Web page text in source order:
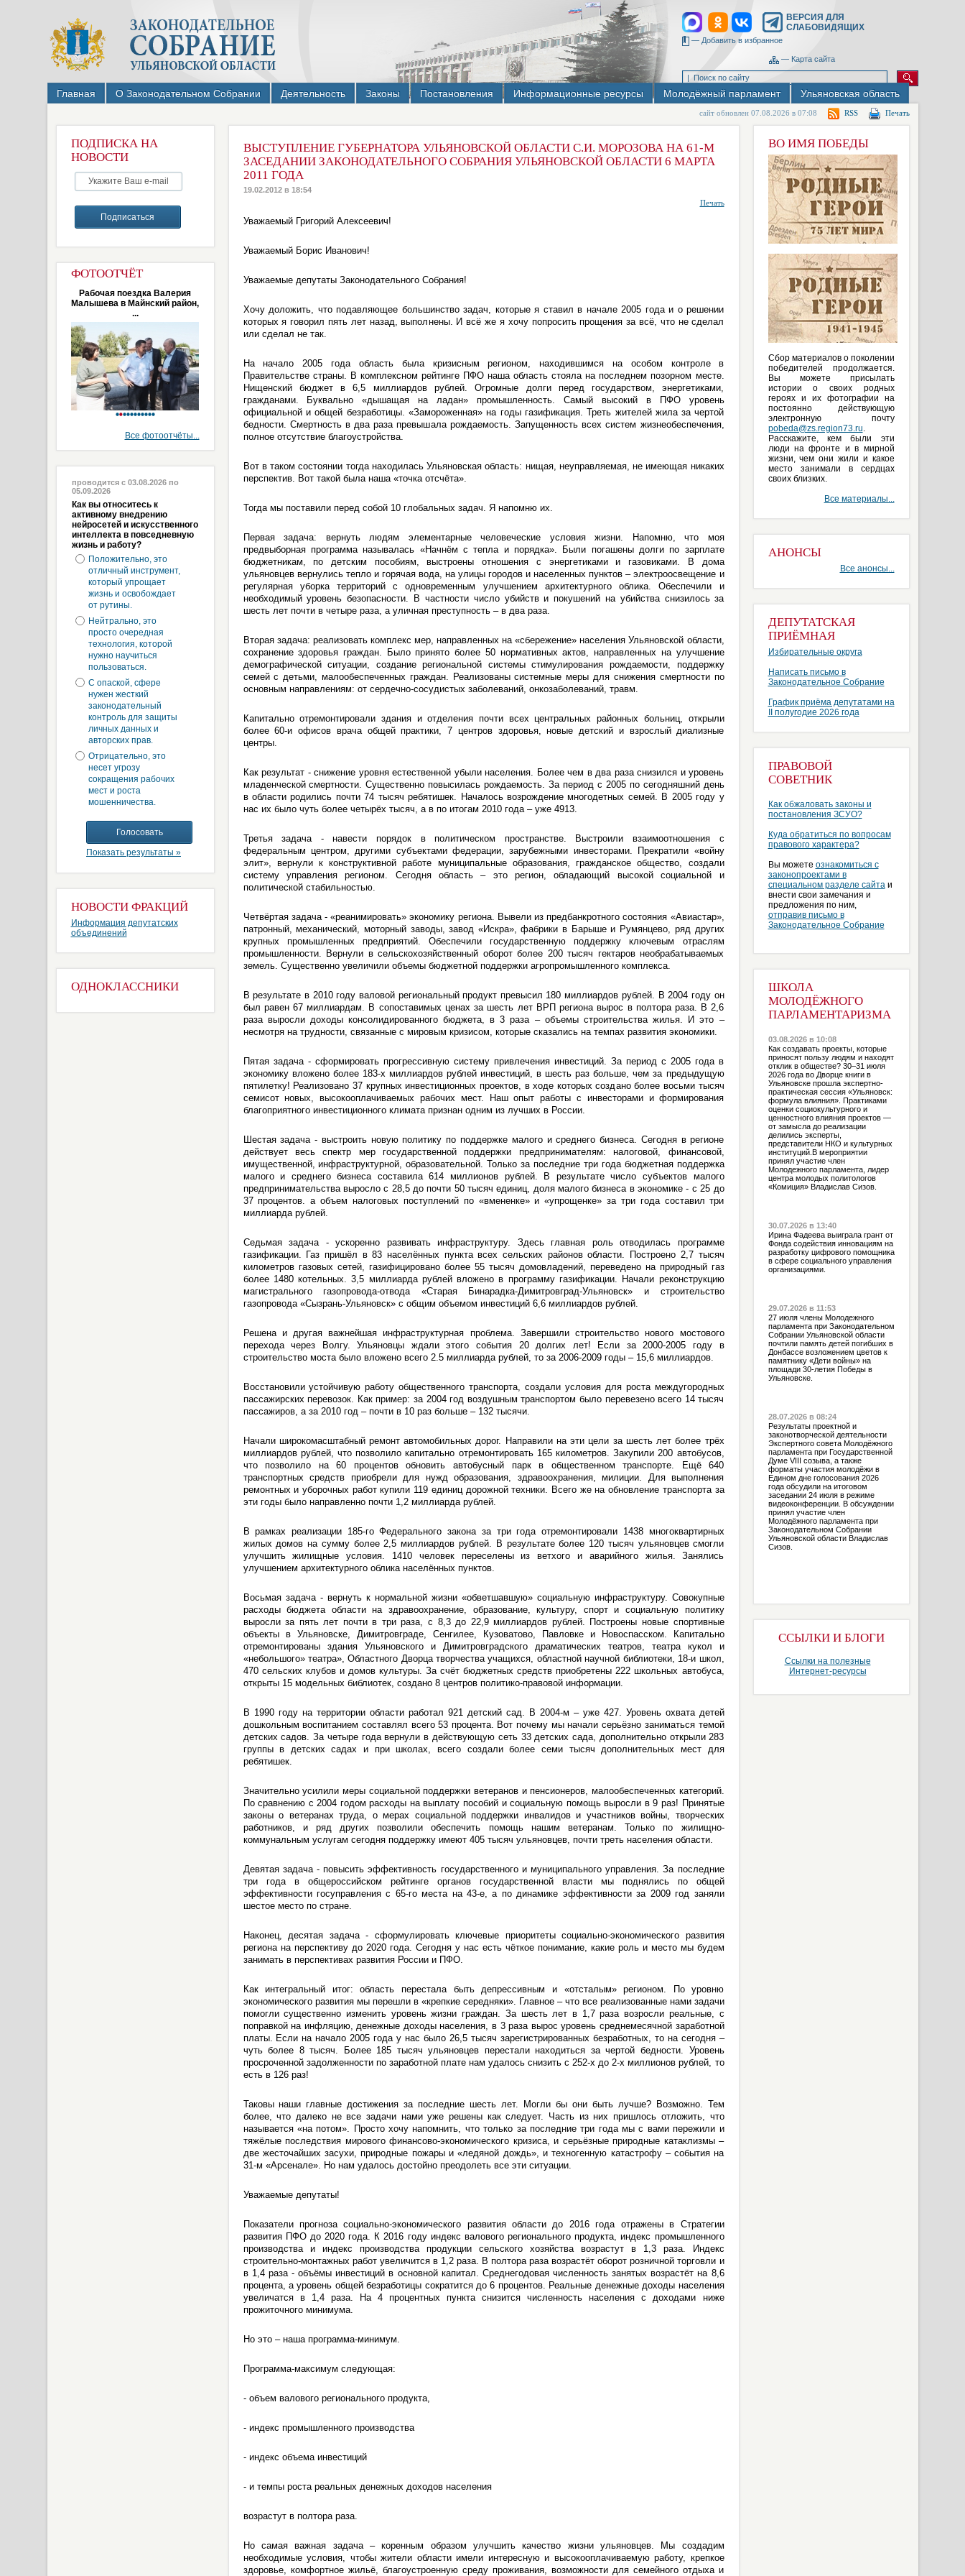
ВЕРСИЯ ДЛЯ
СЛАБОВИДЯЩИХ
— Добавить в избранное
— Карта сайта
Главная О Законодательном Собрании Деятельность Законы Постановления Информационные ресурсы Молодёжный парламент Ульяновская область
сайт обновлен 07.08.2026 в 07:08 RSS Печать
ПОДПИСКА НА
НОВОСТИ
ФОТООТЧЁТ
Рабочая поездка Валерия
Малышева в Майнский район,
...
Все фотоотчёты...
проводится с 03.08.2026 по
05.09.2026
Как вы относитесь к
активному внедрению
нейросетей и искусственного
интеллекта в повседневную
жизнь и работу?
Положительно, это
отличный инструмент,
который упрощает
жизнь и освобождает
от рутины.
Нейтрально, это
просто очередная
технология, которой
нужно научиться
пользоваться.
С опаской, сфере
нужен жесткий
законодательный
контроль для защиты
личных данных и
авторских прав.
Отрицательно, это
несет угрозу
сокращения рабочих
мест и роста
мошенничества.
Показать результаты »
НОВОСТИ ФРАКЦИЙ
Информация депутатских
объединений
ОДНОКЛАССНИКИ
ВЫСТУПЛЕНИЕ ГУБЕРНАТОРА УЛЬЯНОВСКОЙ ОБЛАСТИ С.И. МОРОЗОВА НА 61-М
ЗАСЕДАНИИ ЗАКОНОДАТЕЛЬНОГО СОБРАНИЯ УЛЬЯНОВСКОЙ ОБЛАСТИ 6 МАРТА
2011 ГОДА
19.02.2012 в 18:54
Печать
Уважаемый Григорий Алексеевич!
Уважаемый Борис Иванович!
Уважаемые депутаты Законодательного Собрания!
Хочу доложить, что подавляющее большинство задач, которые я ставил в начале 2005 года и о решении
которых я говорил пять лет назад, выполнены. И всё же я хочу попросить прощения за всё, что не сделал
или сделал не так.
На начало 2005 года область была кризисным регионом, находившимся на особом контроле в
Правительстве страны. В комплексном рейтинге ПФО наша область стояла на последнем позорном месте.
Нищенский бюджет в 6,5 миллиардов рублей. Огромные долги перед государством, энергетиками,
гражданами. Буквально «дышащая на ладан» промышленность. Самый высокий в ПФО уровень
официальной и общей безработицы. «Замороженная» на годы газификация. Треть жителей жила за чертой
бедности. Смертность в два раза превышала рождаемость. Запущенность всех систем жизнеобеспечения,
полное отсутствие благоустройства.
Вот в таком состоянии тогда находилась Ульяновская область: нищая, неуправляемая, не имеющая никаких
перспектив. Вот такой была наша «точка отсчёта».
Тогда мы поставили перед собой 10 глобальных задач. Я напомню их.
Первая задача: вернуть людям элементарные человеческие условия жизни. Напомню, что моя
предвыборная программа называлась «Начнём с тепла и порядка». Были погашены долги по зарплате
бюджетникам, по детским пособиям, выстроены отношения с энергетиками и газовиками. В дома
ульяновцев вернулись тепло и горячая вода, на улицы городов и населенных пунктов – электроосвещение и
регулярная уборка территорий с одновременным улучшением архитектурного облика. Обеспечили и
необходимый уровень безопасности. В частности число убийств и покушений на убийства снизилось за
шесть лет почти в четыре раза, а уличная преступность – в два раза.
Вторая задача: реализовать комплекс мер, направленных на «сбережение» населения Ульяновской области,
сохранение здоровья граждан. Было принято более 50 нормативных актов, направленных на улучшение
демографической ситуации, создание региональной системы стимулирования рождаемости, поддержку
семей с детьми, малообеспеченных граждан. Реализованы системные меры для снижения смертности по
основным направлениям: от сердечно-сосудистых заболеваний, онкозаболеваний, травм.
Капитально отремонтировали здания и отделения почти всех центральных районных больниц, открыли
более 60-и офисов врача общей практики, 7 центров здоровья, новые детский и взрослый диализные
центры.
Как результат - снижение уровня естественной убыли населения. Более чем в два раза снизился и уровень
младенческой смертности. Существенно повысилась рождаемость. За период с 2005 по сегодняшний день
в области родились почти 74 тысяч ребятишек. Началось возрождение многодетных семей. В 2005 году у
нас их было чуть более четырёх тысяч, а в по итогам 2010 года – уже 4913.
Третья задача - навести порядок в политическом пространстве. Выстроили взаимоотношения с
федеральным центром, другими субъектами федерации, зарубежными инвесторами. Прекратили «войну
элит», вернули к конструктивной работе муниципальные образования, гражданское общество, создали
систему управления регионом. Сегодня область – это регион, обладающий высокой социальной и
политической стабильностью.
Четвёртая задача - «реанимировать» экономику региона. Вывели из предбанкротного состояния «Авиастар»,
патронный, механический, моторный заводы, завод «Искра», фабрики в Барыше и Румянцево, ряд других
крупных промышленных предприятий. Обеспечили государственную поддержку ключевым отраслям
промышленности. Вернули в сельскохозяйственный оборот более 200 тысяч гектаров необрабатываемых
земель. Существенно увеличили объемы бюджетной поддержки агропромышленного комплекса.
В результате в 2010 году валовой региональный продукт превысил 180 миллиардов рублей. В 2004 году он
был равен 67 миллиардам. В сопоставимых ценах за шесть лет ВРП региона вырос в полтора раза. В 2,6
раза выросли доходы консолидированного бюджета, в 3 раза – объемы строительства жилья. И это –
несмотря на трудности, связанные с мировым кризисом, которые сказались на темпах развития экономики.
Пятая задача - сформировать прогрессивную систему привлечения инвестиций. За период с 2005 года в
экономику вложено более 183-х миллиардов рублей инвестиций, в шесть раз больше, чем за предыдущую
пятилетку! Реализовано 37 крупных инвестиционных проектов, в ходе которых создано более восьми тысяч
семисот новых, высокооплачиваемых рабочих мест. Наш опыт работы с инвесторами и формирования
благоприятного инвестиционного климата признан одним из лучших в России.
Шестая задача - выстроить новую политику по поддержке малого и среднего бизнеса. Сегодня в регионе
действует весь спектр мер государственной поддержки предпринимателям: налоговой, финансовой,
имущественной, инфраструктурной, образовательной. Только за последние три года бюджетная поддержка
малого и среднего бизнеса составила 614 миллионов рублей. В результате число субъектов малого
предпринимательства выросло с 28,5 до почти 50 тысяч единиц, доля малого бизнеса в экономике - с 25 до
37 процентов. а объем налоговых поступлений по «вмененке» и «упрощенке» за три года составил три
миллиарда рублей.
Седьмая задача - ускоренно развивать инфраструктуру. Здесь главная роль отводилась программе
газификации. Газ пришёл в 83 населённых пункта всех сельских районов области. Построено 2,7 тысяч
километров газовых сетей, газифицировано более 55 тысяч домовладений, переведено на природный газ
более 1480 котельных. 3,5 миллиарда рублей вложено в программу газификации. Начали реконструкцию
магистрального газопровода-отвода «Старая Бинарадка-Димитровград-Ульяновск» и строительство
газопровода «Сызрань-Ульяновск» с общим объемом инвестиций 6,6 миллиардов рублей.
Решена и другая важнейшая инфраструктурная проблема. Завершили строительство нового мостового
перехода через Волгу. Ульяновцы ждали этого события 20 долгих лет! Если за 2000-2005 году в
строительство моста было вложено всего 2.5 миллиарда рублей, то за 2006-2009 годы – 15,6 миллиардов.
Восстановили устойчивую работу общественного транспорта, создали условия для роста междугородных
пассажирских перевозок. Как пример: за 2004 год воздушным транспортом было перевезено всего 14 тысяч
пассажиров, а за 2010 год – почти в 10 раз больше – 132 тысячи.
Начали широкомасштабный ремонт автомобильных дорог. Направили на эти цели за шесть лет более трёх
миллиардов рублей, что позволило капитально отремонтировать 165 километров. Закупили 200 автобусов,
что позволило на 60 процентов обновить автобусный парк в общественном транспорте. Ещё 640
транспортных средств приобрели для нужд образования, здравоохранения, милиции. Для выполнения
ремонтных и уборочных работ купили 119 единиц дорожной техники. Всего же на обновление транспорта за
эти годы было направленно почти 1,2 миллиарда рублей.
В рамках реализации 185-го Федерального закона за три года отремонтировали 1438 многоквартирных
жилых домов на сумму более 2,5 миллиардов рублей. В результате более 120 тысяч ульяновцев смогли
улучшить жилищные условия. 1410 человек переселены из ветхого и аварийного жилья. Занялись
улучшением архитектурного облика населённых пунктов.
Восьмая задача - вернуть к нормальной жизни «обветшавшую» социальную инфраструктуру. Совокупные
расходы бюджета области на здравоохранение, образование, культуру, спорт и социальную политику
выросли за пять лет почти в три раза, с 8,3 до 22,9 миллиардов рублей. Построены новые спортивные
объекты в Ульяновске, Димитровграде, Сенгилее, Кузоватово, Павловке и Новоспасском. Капитально
отремонтированы здания Ульяновского и Димитровградского драматических театров, театра кукол и
«небольшого» театра», Областного Дворца творчества учащихся, областной научной библиотеки, 18-и школ,
470 сельских клубов и домов культуры. За счёт бюджетных средств приобретены 222 школьных автобуса,
открыты 15 модельных библиотек, создано 8 центров политико-правовой информации.
В 1990 году на территории области работал 921 детский сад. В 2004-м – уже 427. Уровень охвата детей
дошкольным воспитанием составлял всего 53 процента. Вот почему мы начали серьёзно заниматься темой
детских садов. За четыре года вернули в действующую сеть 33 детских сада, дополнительно открыли 283
группы в детских садах и при школах, всего создали более семи тысяч дополнительных мест для
ребятишек.
Значительно усилили меры социальной поддержки ветеранов и пенсионеров, малообеспеченных категорий.
По сравнению с 2004 годом расходы на выплату пособий и социальную помощь выросли в 9 раз! Принятые
законы о ветеранах труда, о мерах социальной поддержки инвалидов и участников войны, творческих
работников, и ряд других позволили обеспечить помощь нашим ветеранам. Только по жилищно-
коммунальным услугам сегодня поддержку имеют 405 тысяч ульяновцев, почти треть населения области.
Девятая задача - повысить эффективность государственного и муниципального управления. За последние
три года в общероссийском рейтинге органов государственной власти мы поднялись по общей
эффективности госуправления с 65-го места на 43-е, а по динамике эффективности за 2009 год заняли
шестое место по стране.
Наконец, десятая задача - сформулировать ключевые приоритеты социально-экономического развития
региона на перспективу до 2020 года. Сегодня у нас есть чёткое понимание, какие роль и место мы будем
занимать в перспективах развития России и ПФО.
Как интегральный итог: область перестала быть депрессивным и «отсталым» регионом. По уровню
экономического развития мы перешли в «крепкие середняки». Главное – что все реализованные нами задачи
помогли существенно изменить уровень жизни граждан. За шесть лет в 1,7 раза возросли реальные, с
поправкой на инфляцию, денежные доходы населения, в 3 раза вырос уровень среднемесячной заработной
платы. Если на начало 2005 года у нас было 26,5 тысяч зарегистрированных безработных, то на сегодня –
чуть более 8 тысяч. Более 185 тысяч ульяновцев перестали находиться за чертой бедности. Уровень
просроченной задолженности по заработной плате нам удалось снизить с 252-х до 2-х миллионов рублей, то
есть в 126 раз!
Таковы наши главные достижения за последние шесть лет. Могли бы они быть лучше? Возможно. Тем
более, что далеко не все задачи нами уже решены как следует. Часть из них пришлось отложить, что
называется «на потом». Просто хочу напомнить, что только за последние три года мы с вами пережили и
тяжёлые последствия мирового финансово-экономического кризиса, и серьёзные природные катаклизмы –
две жесточайших засухи, природные пожары и «ледяной дождь», и техногенную катастрофу – события на
31-м «Арсенале». Но нам удалось достойно преодолеть все эти ситуации.
Уважаемые депутаты!
Показатели прогноза социально-экономического развития области до 2016 года отражены в Стратегии
развития ПФО до 2020 года. К 2016 году индекс валового регионального продукта, индекс промышленного
производства и индекс производства продукции сельского хозяйства возрастут в 1,3 раза. Индекс
строительно-монтажных работ увеличится в 1,2 раза. В полтора раза возрастёт оборот розничной торговли и
в 1,4 раза - объёмы инвестиций в основной капитал. Среднегодовая численность занятых возрастёт на 8,6
процента, а уровень общей безработицы сократится до 6 процентов. Реальные денежные доходы населения
увеличатся в 1,4 раза. На 4 процентных пункта снизится численность населения с доходами ниже
прожиточного минимума.
Но это – наша программа-минимум.
Программа-максимум следующая:
- объем валового регионального продукта,
- индекс промышленного производства
- индекс объема инвестиций
- и темпы роста реальных денежных доходов населения
возрастут в полтора раза.
Но самая важная задача – коренным образом улучшить качество жизни ульяновцев. Мы создадим
необходимые условия, чтобы жители области имели интересную и высокооплачиваемую работу, крепкое
здоровье, комфортное жильё, благоустроенную среду проживания, возможности для семейного отдыха и
ВО ИМЯ ПОБЕДЫ
Сбор материалов о поколении
победителей продолжается.
Вы можете присылать
истории о своих родных
героях и их фотографии на
постоянно действующую
электронную почту
pobeda@zs.region73.ru.
Расскажите, кем были эти
люди на фронте и в мирной
жизни, чем они жили и какое
место занимали в сердцах
своих близких.
Все материалы...
АНОНСЫ
Все анонсы...
ДЕПУТАТСКАЯ
ПРИЁМНАЯ
Избирательные округа
Написать письмо в
Законодательное Собрание
График приёма депутатами на
II полугодие 2026 года
ПРАВОВОЙ
СОВЕТНИК
Как обжаловать законы и
постановления ЗСУО?
Куда обратиться по вопросам
правового характера?
Вы можете ознакомиться с
законопроектами в
специальном разделе сайтаи
внести свои замечания и
предложения по ним,
отправив письмо в
Законодательное Собрание
ШКОЛА
МОЛОДЁЖНОГО
ПАРЛАМЕНТАРИЗМА
03.08.2026 в 10:08
Как создавать проекты, которые
приносят пользу людям и находят
отклик в обществе? 30–31 июля
2026 года во Дворце книги в
Ульяновске прошла экспертно-
практическая сессия «Ульяновск:
формула влияния». Практиками
оценки социокультурного и
ценностного влияния проектов —
от замысла до реализации
делились эксперты,
представители НКО и культурных
институций.В мероприятии
принял участие член
Молодежного парламента, лидер
центра молодых политологов
«Комиция» Владислав Сизов.
30.07.2026 в 13:40
Ирина Фадеева выиграла грант от
Фонда содействия инновациям на
разработку цифрового помощника
в сфере социального управления
организациями.
29.07.2026 в 11:53
27 июля члены Молодежного
парламента при Законодательном
Собрании Ульяновской области
почтили память детей погибших в
Донбассе возложением цветов к
памятнику «Дети войны» на
площади 30-летия Победы в
Ульяновске.
28.07.2026 в 08:24
Результаты проектной и
законотворческой деятельности
Экспертного совета Молодёжного
парламента при Государственной
Думе VIII созыва, а также
форматы участия молодёжи в
Едином дне голосования 2026
года обсудили на итоговом
заседании 24 июля в режиме
видеоконференции. В обсуждении
принял участие член
Молодёжного парламента при
Законодательном Собрании
Ульяновской области Владислав
Сизов.
ССЫЛКИ И БЛОГИ
Ссылки на полезные
Интернет-ресурсы